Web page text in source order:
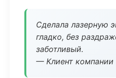
Сделала лазерную
гладко, без
заботливый.
— Клиент компании